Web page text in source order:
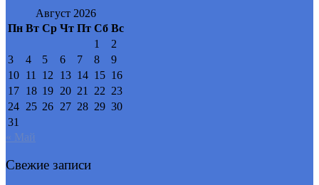
Август 2026
Пн Вт Ср Чт Пт Сб Вс
1
2
3
4 5 6 7 8
9
10 11 12 13 14 15 16
17 18 19 20 21 22 23
24 25 26 27 28 29 30
31
« Май
Свежие записи